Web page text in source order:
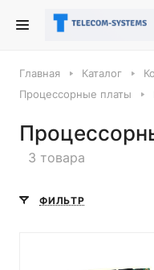
Главная Каталог
Процессорные платы
3 товара
ФИЛЬТР